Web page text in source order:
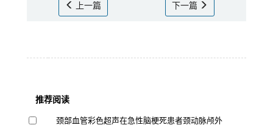
上一篇 下一篇